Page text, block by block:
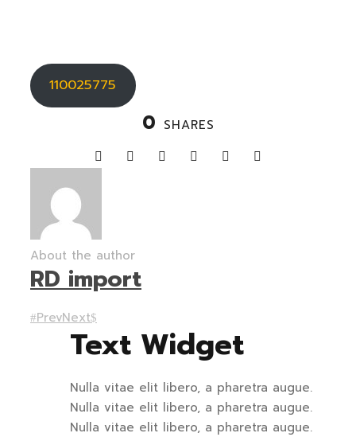
110025775
0 SHARES
About the author
RD import
PrevNext
Text Widget
Nulla vitae elit libero, a pharetra augue.
Nulla vitae elit libero, a pharetra augue.
Nulla vitae elit libero, a pharetra augue.